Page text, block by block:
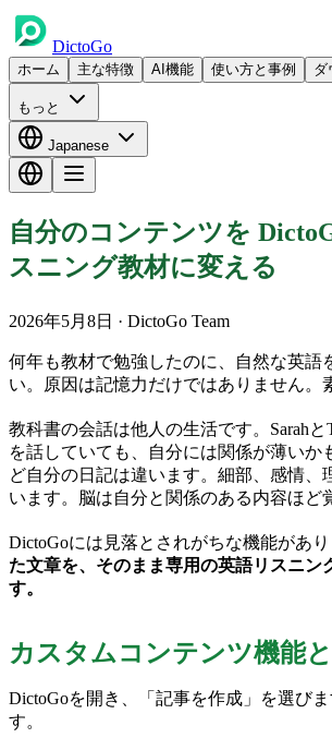
DictoGo
ホーム 主な特徴 AI機能 使い方と事例 ダ
もっと
Japanese
自分のコンテンツを
スニング教材に変える
2026年5月8日 · DictoGo Team
何年も教材で勉強したのに、自然な英語
い。原因は記憶力だけではありません。
教科書の会話は他人の生活です。Sarah
を話していても、自分には関係が薄いか
ど自分の日記は違います。細部、感情、
います。脳は自分と関係のある内容ほど
DictoGoには見落とされがちな機能があり
た文章を、そのまま専用の英語リスニン
す。
カスタムコンテンツ機能
DictoGoを開き、「記事を作成」を選び
す。